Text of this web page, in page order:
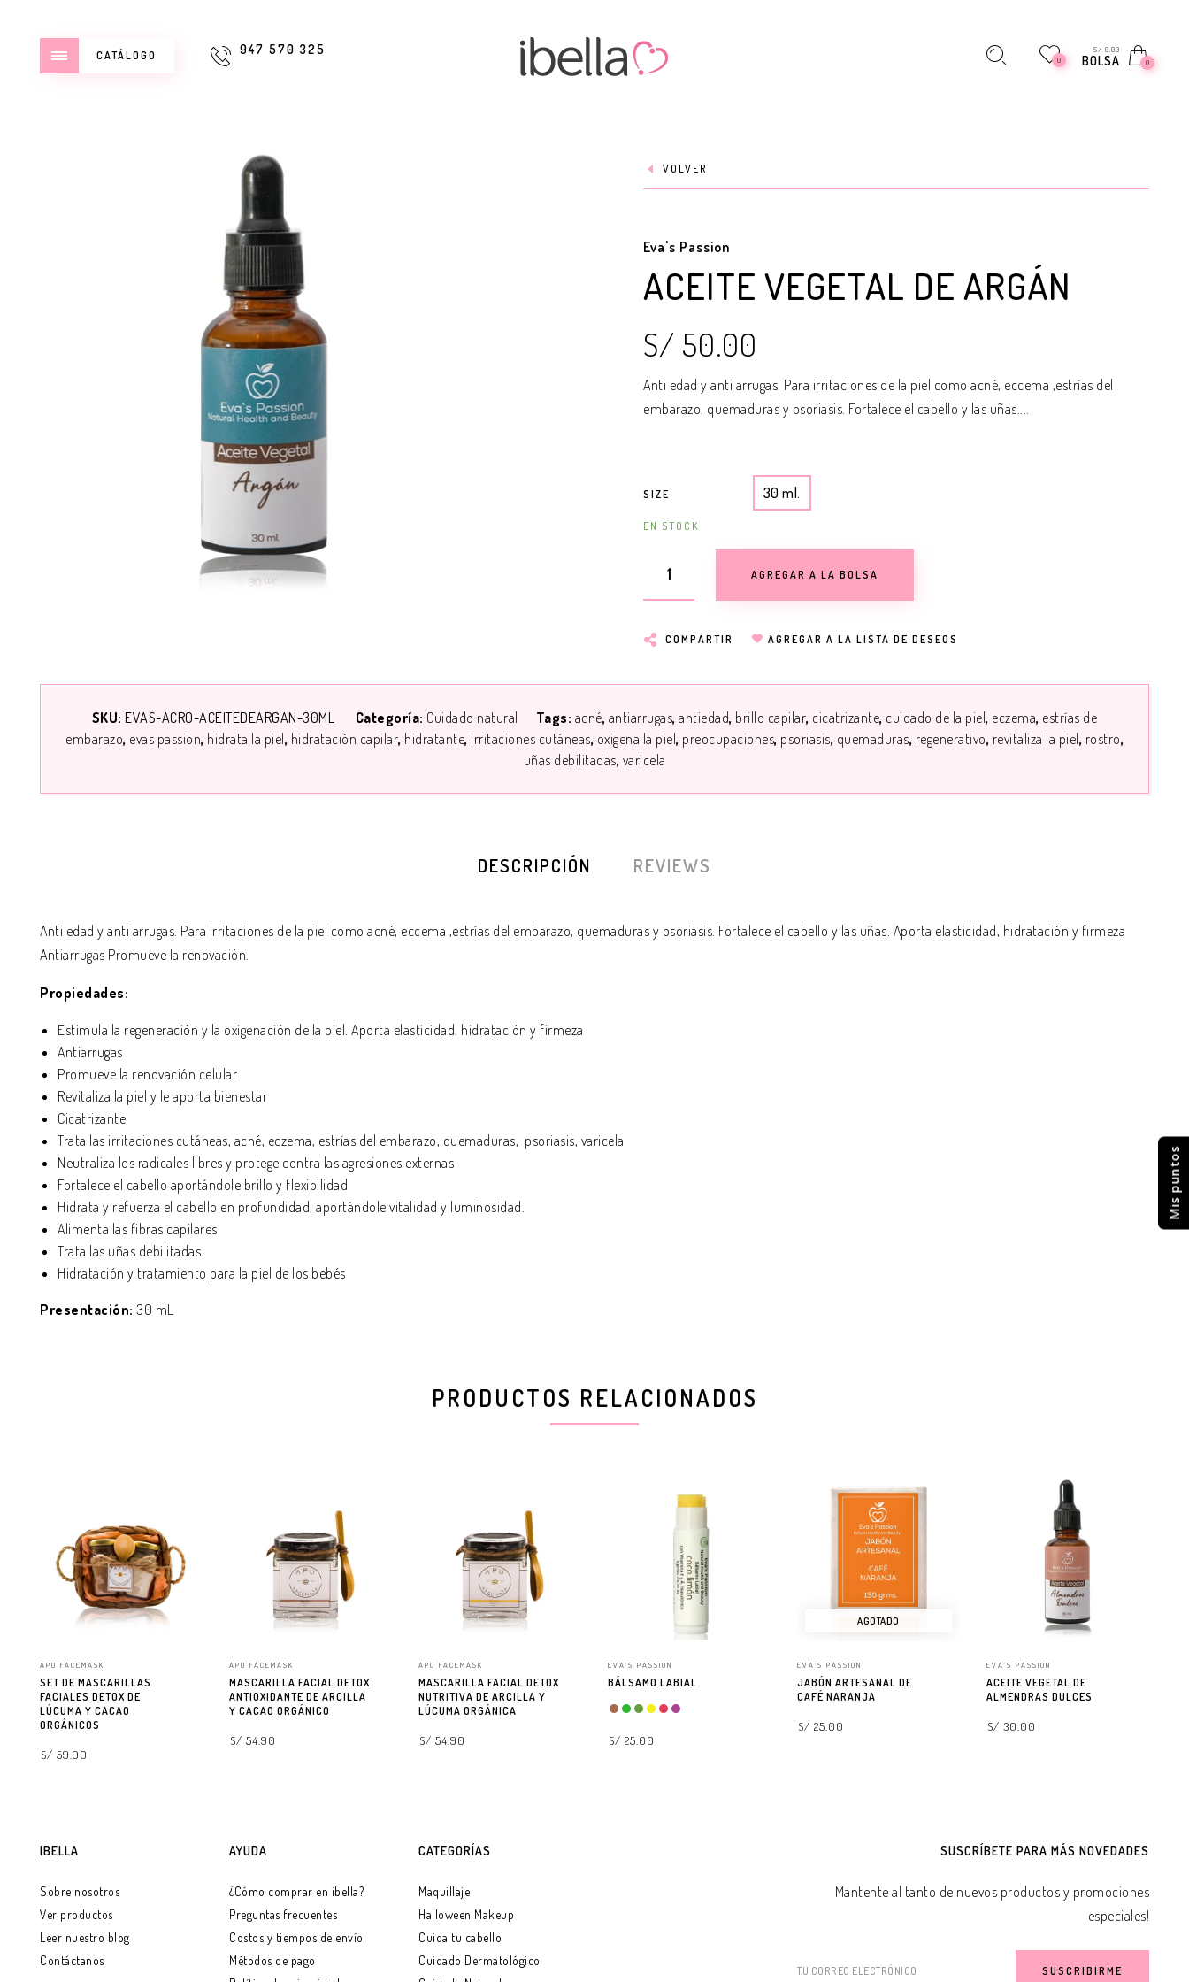
CATÁLOGO 947 570 325
0
S/ 0.00
BOLSA 0
VOLVER
Eva's Passion
ACEITE VEGETAL DE ARGÁN
S/ 50.00
Anti edad y anti arrugas. Para irritaciones de la piel como acné, eccema ,estrías del
embarazo, quemaduras y psoriasis. Fortalece el cabello y las uñas....
SIZE 30 ml.
EN STOCK
AGREGAR A LA BOLSA
COMPARTIR AGREGAR A LA LISTA DE DESEOS
SKU:EVAS-ACRO-ACEITEDEARGAN-30ML Categoría: Cuidado natural Tags: acné antiarrugas antiedad brillo capilar cicatrizante cuidado de la piel eczema estrías de
embarazo evas passion hidrata la piel hidratación capilar hidratante irritaciones cutáneas oxigena la piel preocupaciones psoriasis quemaduras regenerativo revitaliza la piel rostro
uñas debilitadas varicela
DESCRIPCIÓN REVIEWS
Anti edad y anti arrugas. Para irritaciones de la piel como acné, eccema ,estrías del embarazo, quemaduras y psoriasis. Fortalece el cabello y las uñas. Aporta elasticidad, hidratación y firmeza
Antiarrugas Promueve la renovación.
Propiedades:
Estimula la regeneración y la oxigenación de la piel. Aporta elasticidad, hidratación y firmeza
Antiarrugas
Promueve la renovación celular
Revitaliza la piel y le aporta bienestar
Cicatrizante
Trata las irritaciones cutáneas, acné, eczema, estrías del embarazo, quemaduras, psoriasis, varicela
Neutraliza los radicales libres y protege contra las agresiones externas
Fortalece el cabello aportándole brillo y flexibilidad
Hidrata y refuerza el cabello en profundidad, aportándole vitalidad y luminosidad.
Alimenta las fibras capilares
Trata las uñas debilitadas
Hidratación y tratamiento para la piel de los bebés
Presentación: 30 mL
PRODUCTOS RELACIONADOS
APU FACEMASK
SET DE MASCARILLAS
FACIALES DETOX DE
LÚCUMA Y CACAO
ORGÁNICOS
S/ 59.90
APU FACEMASK
MASCARILLA FACIAL DETOX
ANTIOXIDANTE DE ARCILLA
Y CACAO ORGÁNICO
S/ 54.90
APU FACEMASK
MASCARILLA FACIAL DETOX
NUTRITIVA DE ARCILLA Y
LÚCUMA ORGÁNICA
S/ 54.90
EVA'S PASSION
BÁLSAMO LABIAL
S/ 25.00
AGOTADO
EVA'S PASSION
JABÓN ARTESANAL DE
CAFÉ NARANJA
S/ 25.00
EVA'S PASSION
ACEITE VEGETAL DE
ALMENDRAS DULCES
S/ 30.00
IBELLA
Sobre nosotros
Ver productos
Leer nuestro blog
Contáctanos
AYUDA
¿Cómo comprar en ibella?
Preguntas frecuentes
Costos y tiempos de envío
Métodos de pago
CATEGORÍAS
Maquillaje
Halloween Makeup
Cuida tu cabello
Cuidado Dermatológico
SUSCRÍBETE PARA MÁS NOVEDADES
Mantente al tanto de nuevos productos y promociones
especiales!
TU CORREO ELECTRÓNICO
Mis puntos